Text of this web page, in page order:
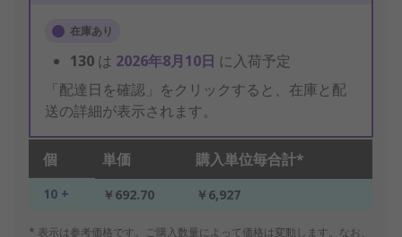
在庫あり
130 は 2026年8月10日 に入荷予定
「配達日を確認」をクリックすると、在庫と配
送の詳細が表示されます。
個 単価 購入単位毎合計*
10 + ￥692.70 ￥6,927
* 表示は参考価格です。ご購入数量によって価格は変動します。なお、